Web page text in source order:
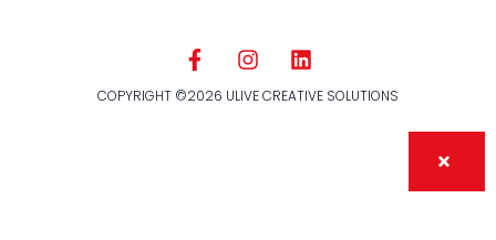
COPYRIGHT ©2026 ULIVE CREATIVE SOLUTIONS